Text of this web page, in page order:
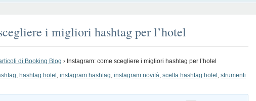
i migliori hashtag per l’hotel
di Booking Blog › Instagram: come scegliere i migliori hashtag per l’hotel
, hashtag hotel , instagram hashtag, instagram novità, scelta hashtag hotel , strumenti